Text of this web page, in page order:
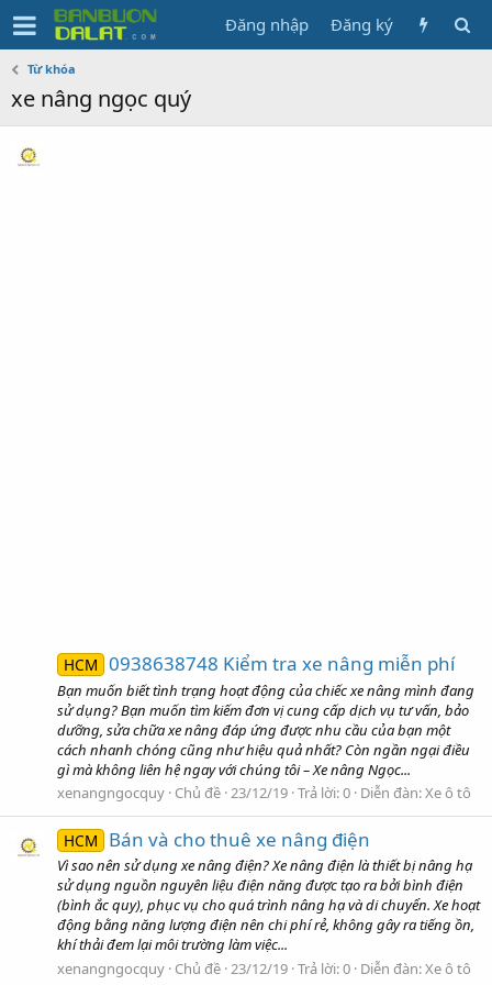
Đăng nhập Đăng ký
Từ khóa
xe nâng ngọc quý
HCM 0938638748 Kiểm tra xe nâng miễn phí
Bạn muốn biết tình trạng hoạt động của chiếc xe nâng mình đang
sử dụng? Bạn muốn tìm kiếm đơn vị cung cấp dịch vụ tư vấn, bảo
dưỡng, sửa chữa xe nâng đáp ứng được nhu cầu của bạn một
cách nhanh chóng cũng như hiệu quả nhất? Còn ngần ngại điều
gì mà không liên hệ ngay với chúng tôi – Xe nâng Ngọc...
xenangngocquy Chủ đề 23/12/19 Trả lời: 0 Diễn đàn:Xe ô tô
HCM Bán và cho thuê xe nâng điện
Vì sao nên sử dụng xe nâng điện? Xe nâng điện là thiết bị nâng hạ
sử dụng nguồn nguyên liệu điện năng được tạo ra bởi bình điện
(bình ắc quy), phục vụ cho quá trình nâng hạ và di chuyển. Xe hoạt
động bằng năng lượng điện nên chi phí rẻ, không gây ra tiếng ồn,
khí thải đem lại môi trường làm việc...
xenangngocquy Chủ đề 23/12/19 Trả lời: 0 Diễn đàn:Xe ô tô